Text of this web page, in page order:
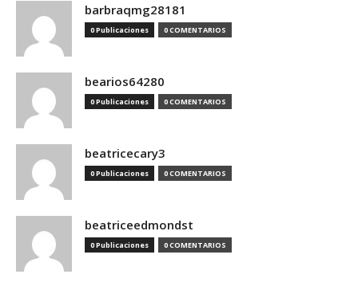
barbraqmg28181
0 Publicaciones 0 COMENTARIOS
bearios64280
0 Publicaciones 0 COMENTARIOS
beatricecary3
0 Publicaciones 0 COMENTARIOS
beatriceedmondst
0 Publicaciones 0 COMENTARIOS